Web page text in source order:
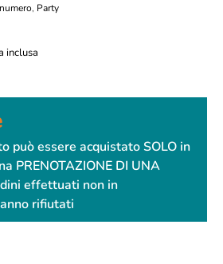
, Party
inclusa
può essere acquistato SOLO in
PRENOTAZIONE DI UNA
effettuati non in
rifiutati